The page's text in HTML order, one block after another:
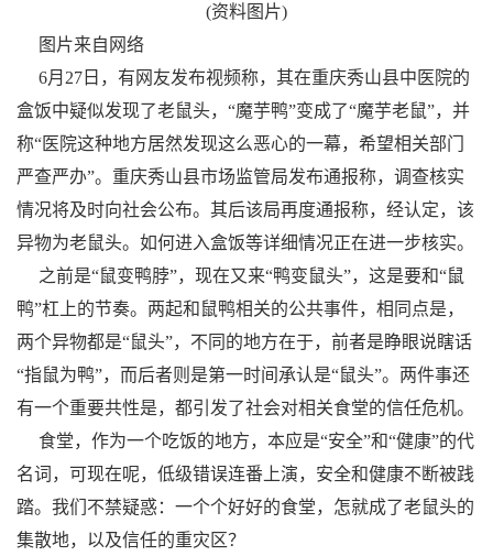
(资料图片)
图片来自网络
6月27日，有网友发布视频称，其在重庆秀山县中医院的
盒饭中疑似发现了老鼠头，“魔芋鸭”变成了“魔芋老鼠”，并
称“医院这种地方居然发现这么恶心的一幕，希望相关部门
严查严办”。重庆秀山县市场监管局发布通报称，调查核实
情况将及时向社会公布。其后该局再度通报称，经认定，该
异物为老鼠头。如何进入盒饭等详细情况正在进一步核实。
之前是“鼠变鸭脖”，现在又来“鸭变鼠头”，这是要和“鼠
鸭”杠上的节奏。两起和鼠鸭相关的公共事件，相同点是，
两个异物都是“鼠头”，不同的地方在于，前者是睁眼说瞎话
“指鼠为鸭”，而后者则是第一时间承认是“鼠头”。两件事还
有一个重要共性是，都引发了社会对相关食堂的信任危机。
食堂，作为一个吃饭的地方，本应是“安全”和“健康”的代
名词，可现在呢，低级错误连番上演，安全和健康不断被践
踏。我们不禁疑惑：一个个好好的食堂，怎就成了老鼠头的
集散地，以及信任的重灾区？